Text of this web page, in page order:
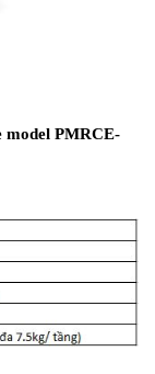
model PMRCE-